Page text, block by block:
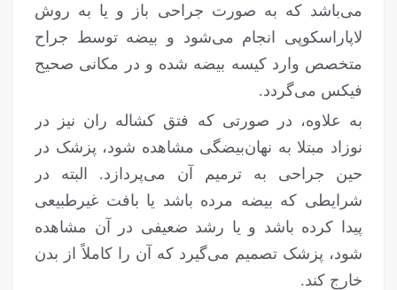
می‌باشد که به صورت جراحی باز و یا به روش
لاپاراسکوپی انجام می‌شود و بیضه توسط جراح
متخصص وارد کیسه بیضه شده و در مکانی صحیح
فیکس می‌گردد.
به علاوه، در صورتی که فتق کشاله ران نیز در
نوزاد مبتلا به نهان‌بیضگی مشاهده شود، پزشک در
حین جراحی به ترمیم آن می‌پردازد. البته در
شرایطی که بیضه مرده باشد یا بافت غیرطبیعی
پیدا کرده باشد و یا رشد ضعیفی در آن مشاهده
شود، پزشک تصمیم می‌گیرد که آن را کاملاً از بدن
خارج کند.